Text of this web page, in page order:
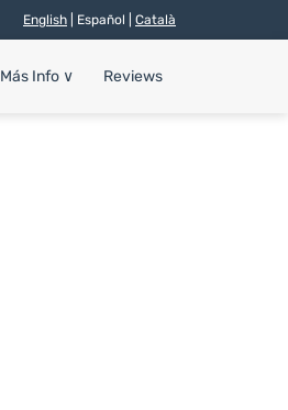
English | Español | Català
Más Info ∨ Reviews